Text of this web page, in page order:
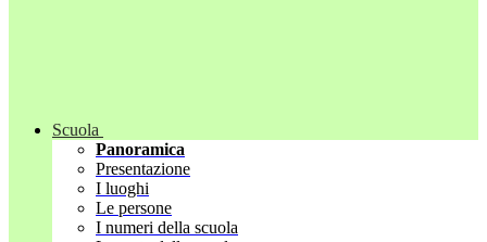
Scuola
Panoramica
Presentazione
I luoghi
Le persone
I numeri della scuola